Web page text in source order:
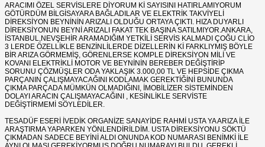
ARACIMI ÖZEL SERVİSLERE DİYORUM Kİ SAYISINI HATIRLAMIYORUM
GÖTÜRDÜM BİLGİSAYARA BAĞLADILAR VE ELEKTRİK TAKVİYELİ
DİREKSİYON BEYNİNİN ARIZALI OLDUĞU ORTAYA ÇIKTI. HIZA DUYARLI
DİREKSİYONUN BEYNİ ARIZALI FAKAT TEK BAŞINA SATILMIYOR.ANKARA,
İSTANBUL,NEVŞEHİR ARAMADIĞIM YETKİLİ SERVİS KALMADI ÇOĞU CLİO
3 LERDE ÖZELLİKLE BENZİNLİLERDE DİZELLERİN Kİ FARKLIYMIŞ BÖYLE
BİR ARIZA GÖRMEMİŞ, GÖRENLERSE KOMPLE DİREKSİYON MİLİ VE
KOVANI ELEKTRİKLİ MOTOR VE BEYNİNİN BEREBER DEĞİŞTİRİP
SORUNU ÇÖZMÜŞLER ODA YAKLAŞIK 3.000,00 TL VE HEPSİDE ÇIKMA
PARÇANIN ÇALIŞMAYACAĞINI KODLAMAK GEREKTİĞİNİ BUNUNDA
ÇIKMA PARÇADA MÜMKÜN OLMADIĞINI, İMOBİLİZER SİSTEMİNDEN
DOLAYI ARACIN ÇALIŞMAYACAĞINI , KESİNLİKLE SERVİSTE
DEĞİŞTİRMEMİ SÖYLEDİLER.
TESADÜF ESERİ İVEDİK ORGANİZE SANAYİDE RAHMİ USTA YA ARIZA İLE
ARAŞTIRMA YAPARKEN YÖNLENDİRİLDİM. USTA DİREKSİYONU SÖKTÜ
ÇIKMADAN SADECE BEYİNİ ALDI ONUNDA KOD NUMARASI BENİMKİ İLE